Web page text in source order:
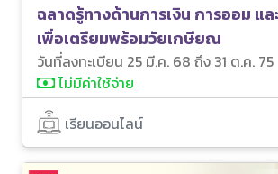
ฉลาดรู้ทางด้านการเงิน การออม แ
เพื่อเตรียมพร้อมวัยเกษียณ
วันที่ลงทะเบียน 25 มี.ค. 68 ถึง 31 ต.ค. 75
ไม่มีค่าใช้จ่าย
เรียนออนไลน์